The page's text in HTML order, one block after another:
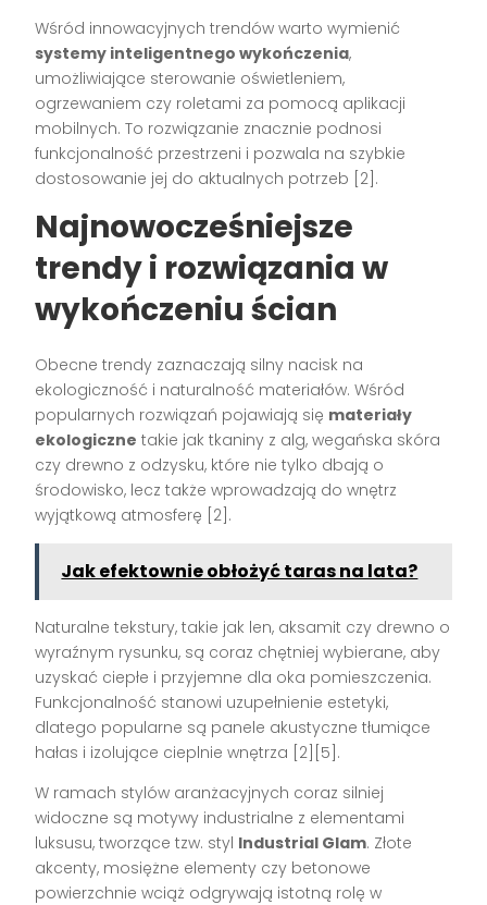
Wśród innowacyjnych trendów warto wymienić
systemy inteligentnego wykończenia,
umożliwiające sterowanie oświetleniem,
ogrzewaniem czy roletami za pomocą aplikacji
mobilnych. To rozwiązanie znacznie podnosi
funkcjonalność przestrzeni i pozwala na szybkie
dostosowanie jej do aktualnych potrzeb [2].
Najnowocześniejsze
trendy i rozwiązania w
wykończeniu ścian
Obecne trendy zaznaczają silny nacisk na
ekologiczność i naturalność materiałów. Wśród
popularnych rozwiązań pojawiają się materiały
ekologiczne takie jak tkaniny z alg, wegańska skóra
czy drewno z odzysku, które nie tylko dbają o
środowisko, lecz także wprowadzają do wnętrz
wyjątkową atmosferę [2].
Jak efektownie obłożyć taras na lata?
Naturalne tekstury, takie jak len, aksamit czy drewno o
wyraźnym rysunku, są coraz chętniej wybierane, aby
uzyskać ciepłe i przyjemne dla oka pomieszczenia.
Funkcjonalność stanowi uzupełnienie estetyki,
dlatego popularne są panele akustyczne tłumiące
hałas i izolujące cieplnie wnętrza [2][5].
W ramach stylów aranżacyjnych coraz silniej
widoczne są motywy industrialne z elementami
luksusu, tworzące tzw. styl Industrial Glam. Złote
akcenty, mosiężne elementy czy betonowe
powierzchnie wciąż odgrywają istotną rolę w